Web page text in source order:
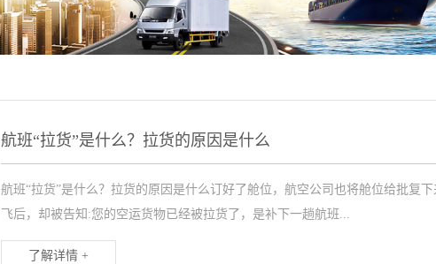
航班“拉货”是什么？拉货的原因是什么
航班“拉货”是什么？拉货的原因是什么订好了舱位，航空公司也将舱位给批复
飞后，却被告知:您的空运货物已经被拉货了，是补下一趟航班...
了解详情 +